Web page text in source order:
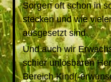
Sorgen oft schon in
stecken und wie
ausgesetzt sind.
Und auch wir
schier unlösbaren
Bereich Kind(-